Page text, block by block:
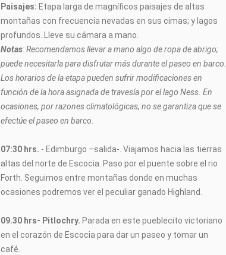
Paisajes: Etapa larga de magníficos paisajes de altas
montañas con frecuencia nevadas en sus cimas; y lagos
profundos. Lleve su cámara a mano.
Notas: Recomendamos llevar a mano algo de ropa de abrigo;
puede necesitarla para disfrutar más durante el paseo en barco.
Los horarios de la etapa pueden sufrir modificaciones en
función de la hora asignada de travesía por el lago Ness. En
ocasiones, por razones climatológicas, no se garantiza que se
efectúe el paseo en barco.
07:30 hrs. - Edimburgo –salida-. Viajamos hacia las tierras
altas del norte de Escocia. Paso por el puente sobre el rio
Forth. Seguimos entre montañas donde en muchas
ocasiones podremos ver el peculiar ganado Highland.
09.30 hrs- Pitlochry. Parada en este pueblecito victoriano
en el corazón de Escocia para dar un paseo y tomar un
café.